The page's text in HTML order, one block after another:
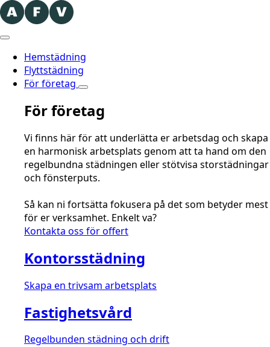
Hemstädning
Flyttstädning
För företag
För företag
Vi finns här för att underlätta er arbetsdag och skapa
en harmonisk arbetsplats genom att ta hand om den
regelbundna städningen eller stötvisa storstädningar
och fönsterputs.
Så kan ni fortsätta fokusera på det som betyder mest
för er verksamhet. Enkelt va?
Kontakta oss för offert
Kontorsstädning
Skapa en trivsam arbetsplats
Fastighetsvård
Regelbunden städning och drift